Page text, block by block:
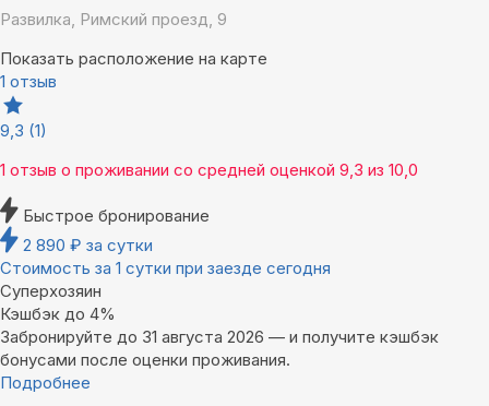
Развилка, Римский проезд, 9
Показать расположение на карте
1 отзыв
9,3 (1)
1 отзыв о проживании со средней оценкой 9,3 из 10,0
Быстрое бронирование
2 890 ₽ за сутки
Стоимость за 1 сутки при заезде сегодня
Суперхозяин
Кэшбэк до 4%
Забронируйте до 31 августа 2026 — и получите кэшбэк
бонусами после оценки проживания.
Подробнее